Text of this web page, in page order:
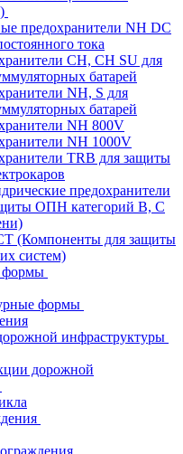
предохранители NH DC
тока
CH, CH SU для
батарей
NH, S для
батарей
NH 800V
NH 1000V
TRB для защиты
предохранители
ОПН категорий B, C
(Компоненты для защиты
систем)
формы
формы
инфраструктуры
дорожной